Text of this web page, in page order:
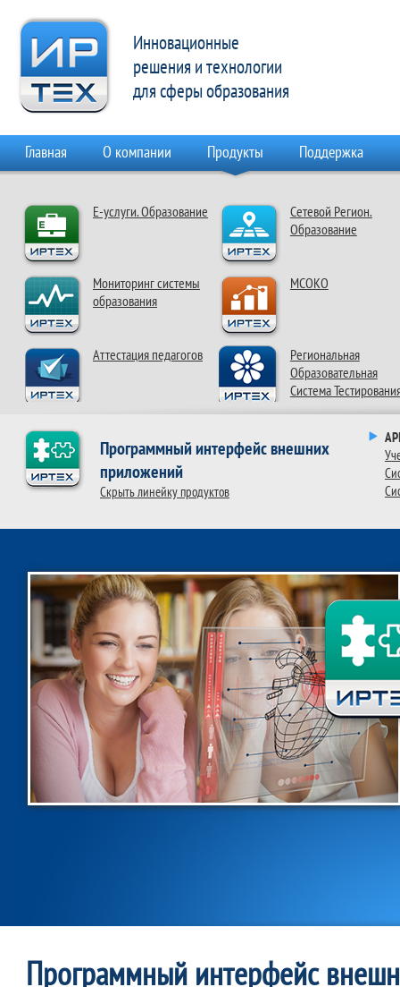
Инновационные
решения и технологии
для сферы образования
Главная О компании Продукты Поддержка
Е-услуги. Образование
Сетевой Регион.
Образование
Мониторинг системы
образования
МСОКО
Аттестация педагогов
Региональная
Образовательная
Система
Программный интерфейс внешних
приложений
Скрыть линейку продуктов
Программный интерфейс